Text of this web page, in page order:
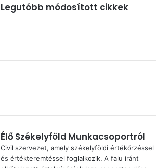
Legutóbb módosított cikkek
Élő Székelyföld Munkacsoportról
Civil szervezet, amely székelyföldi értékőrzéssel
és értékteremtéssel foglalkozik. A falu iránt